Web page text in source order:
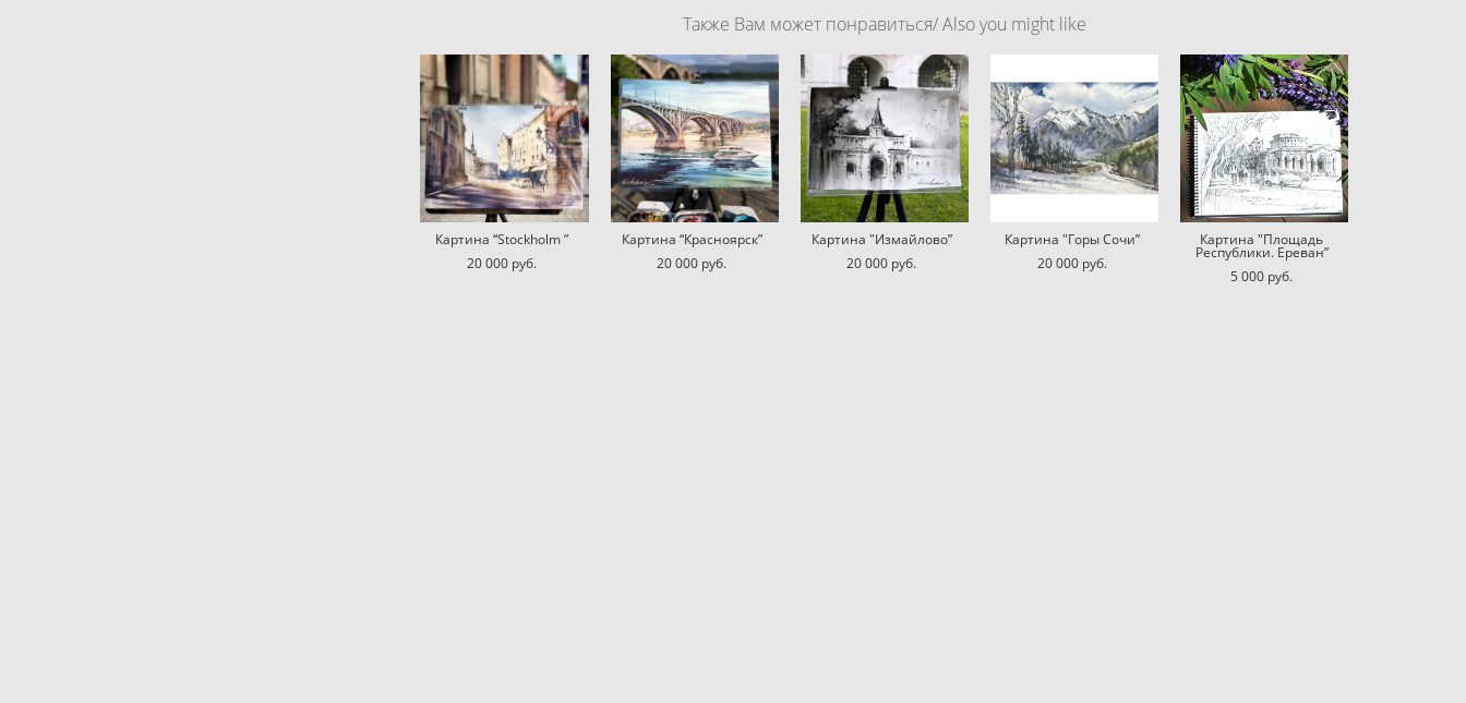
Также Вам может понравиться/ Also you might like
Картина “Stockholm ”
20 000 pуб.
Картина “Красноярск”
20 000 pуб.
Картина "Измайлово”
20 000 pуб.
Картина "Горы Сочи”
20 000 pуб.
Картина "Площадь
Республики. Ереван”
5 000 pуб.